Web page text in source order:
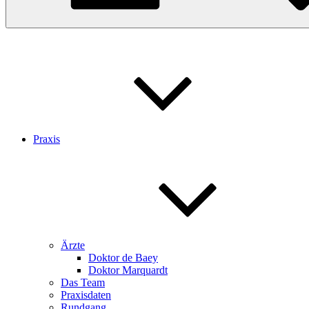
Praxis
Ärzte
Doktor de Baey
Doktor Marquardt
Das Team
Praxisdaten